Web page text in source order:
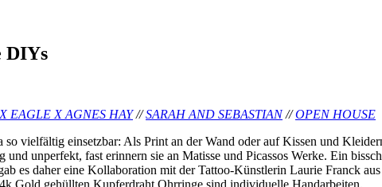
DIYs
EAGLE X AGNES HAY//SARAH AND SEBASTIAN//OPEN HOUSE
vielfältig einsetzbar: Als Print an der Wand oder auf Kissen und
unperfekt, fast erinnern sie an Matisse und Picassos Werke. Ein
es daher eine Kollaboration mit der Tattoo-Künstlerin Laurie Franck
Gold gehüllten Kupferdraht Ohrringe sind individuelle Handarbeiten.